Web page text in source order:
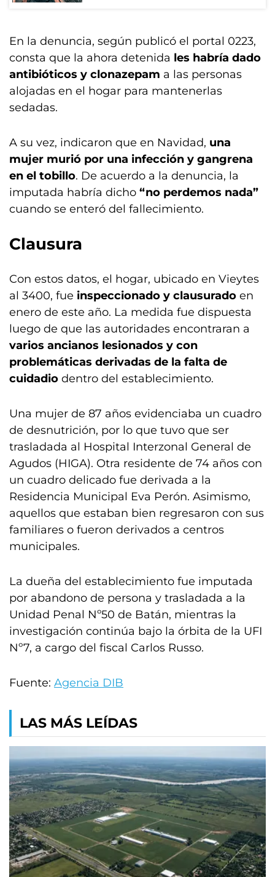
En la denuncia, según publicó el portal 0223,
consta que la ahora detenida les habría dado
antibióticos y clonazepam a las personas
alojadas en el hogar para mantenerlas
sedadas.
A su vez, indicaron que en Navidad, una
mujer murió por una infección y gangrena
en el tobillo. De acuerdo a la denuncia, la
imputada habría dicho “no perdemos nada”
cuando se enteró del fallecimiento.
Clausura
Con estos datos, el hogar, ubicado en Vieytes
al 3400, fue inspeccionado y clausurado en
enero de este año. La medida fue dispuesta
luego de que las autoridades encontraran a
varios ancianos lesionados y con
problemáticas derivadas de la falta de
cuidadio dentro del establecimiento.
Una mujer de 87 años evidenciaba un cuadro
de desnutrición, por lo que tuvo que ser
trasladada al Hospital Interzonal General de
Agudos (HIGA). Otra residente de 74 años con
un cuadro delicado fue derivada a la
Residencia Municipal Eva Perón. Asimismo,
aquellos que estaban bien regresaron con sus
familiares o fueron derivados a centros
municipales.
La dueña del establecimiento fue imputada
por abandono de persona y trasladada a la
Unidad Penal Nº50 de Batán, mientras la
investigación continúa bajo la órbita de la UFI
Nº7, a cargo del fiscal Carlos Russo.
Fuente: Agencia DIB
LAS MÁS LEÍDAS